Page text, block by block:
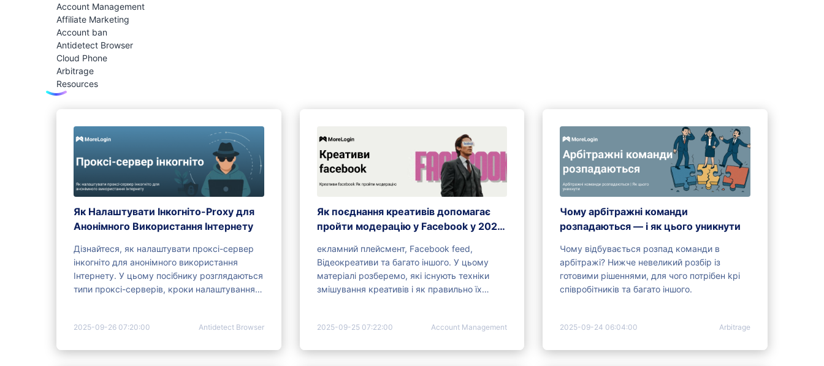
Account Management
Affiliate Marketing
Account ban
Antidetect Browser
Cloud Phone
Arbitrage
Resources
Як Налаштувати Інкогніто-Proxy для
Анонімного Використання Інтернету
Дізнайтеся, як налаштувати проксі-сервер
інкогніто для анонімного використання
Інтернету. У цьому посібнику розглядаються
типи проксі-серверів, кроки налаштування
2025-09-26 07:20:00 Antidetect Browser
Як поєднання креативів допомагає
пройти модерацію у Facebook у 2025
екламний плейсмент, Facebook feed,
Відеокреативи та багато іншого. У цьому
матеріалі розберемо, які існують техніки
змішування креативів і як правильно їх
2025-09-25 07:22:00 Account Management
Чому арбітражні команди
розпадаються — і як цього уникнути
Чому відбувається розпад команди в
арбітражі? Нижче невеликий розбір із
готовими рішеннями, для чого потрібен kpi
співробітників та багато іншого.
2025-09-24 06:04:00 Arbitrage